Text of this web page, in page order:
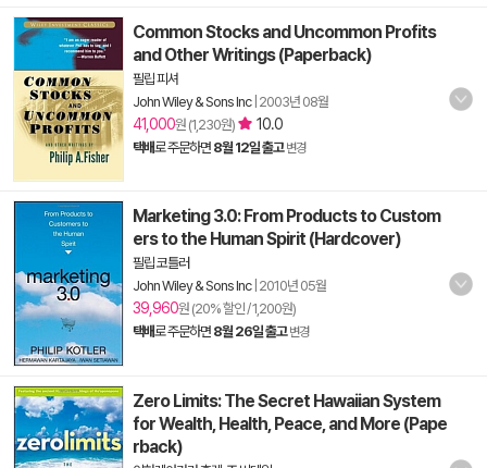
Common Stocks and Uncommon Profits
and Other Writings (Paperback)
필립 피셔
John Wiley & Sons Inc| 2003년 08월
41,000원 (1,230원) 10.0
택배로 주문하면 8월 12일 출고 변경
Marketing 3.0: From Products to Custom
ers to the Human Spirit (Hardcover)
필립 코틀러
John Wiley & Sons Inc| 2010년 05월
39,960원 (20% 할인 / 1,200원)
택배로 주문하면 8월 26일 출고 변경
Zero Limits: The Secret Hawaiian System
for Wealth, Health, Peace, and More (Pape
rback)